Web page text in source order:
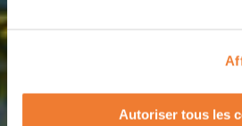
Autoriser tous les